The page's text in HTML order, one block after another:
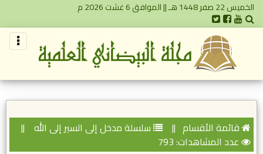
الخميس 22 صفر 1448 هـ || الموافق 6 غشت 2026 م
قائمة الأقسام || سلسلة مدخل إلى السير إلى الله ||
عدد المشاهدات: 793